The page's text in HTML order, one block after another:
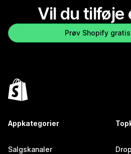
Vil du tilføje
Prøv Shopify
Appkategorier
Salgskanaler